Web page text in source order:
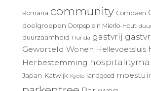
Romana community Compaen
doelgroepen Dorpsplein Mierlo-Hout
duurzaamheid Florida gastvrij
Geworteld Wonen Hellevoetsluis
Herbestemming
Japan Katwijk Kyoto landgoed